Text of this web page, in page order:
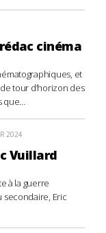
cinéma
et
tour d’horizon des
que...
2024
Vuillard
à la guerre
secondaire, Eric